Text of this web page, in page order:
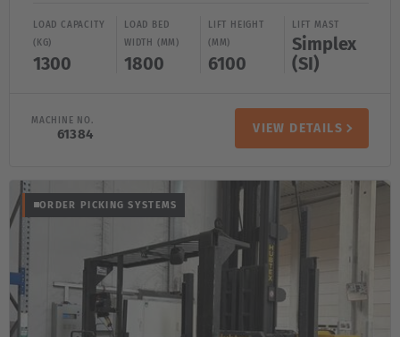
Nederlands
Français Deutsch
Cesko
Deutsch
Español
France
Français
LOAD CAPACITY
(KG)
1300
LOAD BED
WIDTH (MM)
1800
LIFT HEIGHT
(MM)
6100
LIFT MAST
Simplex
(SI)
MACHINE NO.
61384 VIEW DETAILS
ORDER PICKING SYSTEMS